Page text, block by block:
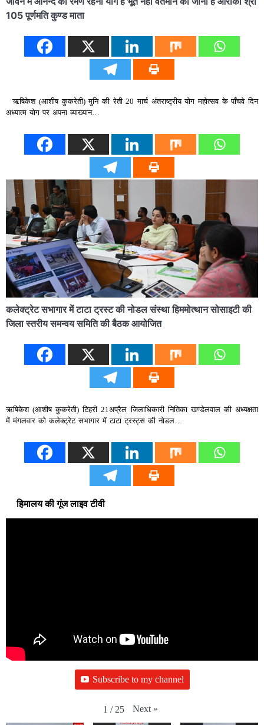
105 पूर्णमति कुण्ड माता
ऋषिकेश (आशीष कुकरेती) मुनि की रेती 20 मार्च अंतराष्ट्रीय योग महोत्सव के पाँचवे दिन
अध्यात्म योग पर अपना व्याख्यान…
कलेक्ट्रेट सभागार में टाटा ट्रस्ट की नोडल संस्था हिममोत्थान सोसाइटी की
जिला स्तरीय समन्वय समिति की बैठक आयोजित
ऋषिकेश (आशीष कुकरेती) टिहरी 21अप्रैल जिलाधिकारी नितिका खण्डेलवाल की अध्यक्षता
में मंगलवार को कलेक्ट्रेट सभागार में टाटा ट्रस्ट्स की नोडल…
हिमालय की गूंज लाइव टीवी
Subscribe to my channel
1 / 25 Next »